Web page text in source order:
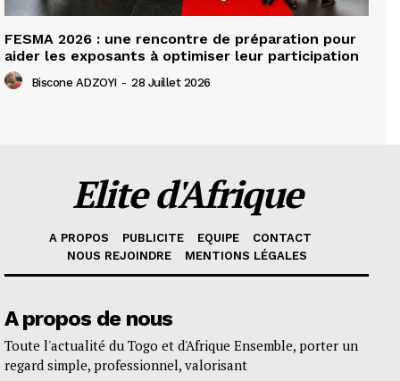
FESMA 2026 : une rencontre de préparation pour
aider les exposants à optimiser leur participation
Biscone ADZOYI - 28 Juillet 2026
Elite d'Afrique
A PROPOS PUBLICITE EQUIPE
CONTACT
NOUS REJOINDRE
MENTIONS LÉGALES
A propos de nous
Toute l'actualité du Togo et d'Afrique Ensemble, porter un
regard simple, professionnel, valorisant